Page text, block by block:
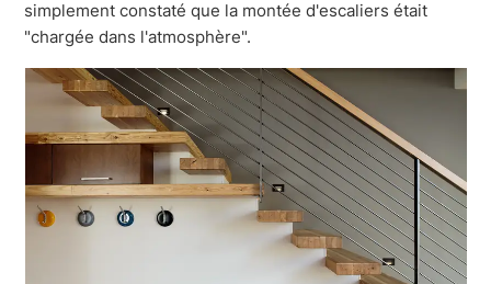
simplement constaté que la montée d'escaliers était
"chargée dans l'atmosphère".